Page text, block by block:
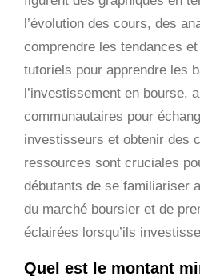
l’évolution des cours, des
comprendre les tendances
tutoriels pour apprendre les
l’investissement en bourse,
communautaires pour
investisseurs et obtenir des
ressources sont cruciales
débutants de se familiariser
du marché boursier et de
éclairées lorsqu’ils
Quel est le montant